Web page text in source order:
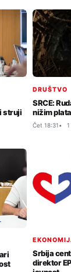
struji
DRUŠTVO
SRCE:
nižim
Čet 18:31
Srbija
direktor